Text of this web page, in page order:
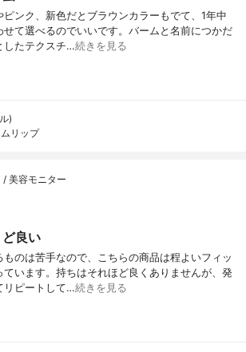
ンク、新色だとブラウンカラーもでて、1年中
せて選べるのでいいです。バームと名前につかだ
したテクスチ…続きを見る
)
リップ
美容モニター
良い
のは苦手なので、こちらの商品は程よいフィッ
ています。持ちはそれほど良くありませんが、発
リピートして…続きを見る